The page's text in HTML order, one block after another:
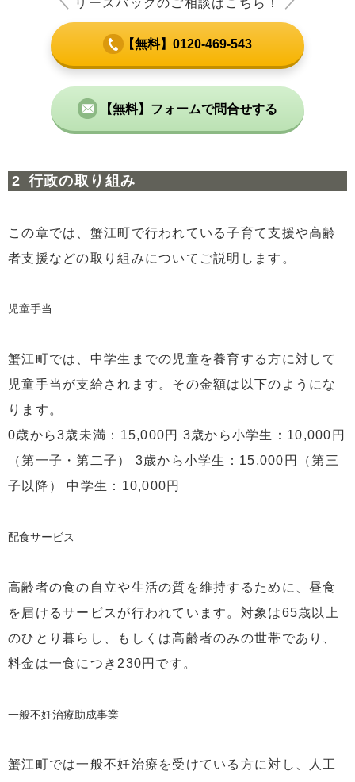
【無料】0120-469-543
【無料】フォームで問合せする
行政の取り組み
この章では、蟹江町で行われている子育て支援や高齢
者支援などの取り組みについてご説明します。
児童手当
蟹江町では、中学生までの児童を養育する方に対して
児童手当が支給されます。その金額は以下のようにな
ります。
0歳から3歳未満：15,000円 3歳から小学生：10,000円
（第一子・第二子） 3歳から小学生：15,000円（第三
子以降） 中学生：10,000円
配食サービス
高齢者の食の自立や生活の質を維持するために、昼食
を届けるサービスが行われています。対象は65歳以上
のひとり暮らし、もしくは高齢者のみの世帯であり、
料金は一食につき230円です。
一般不妊治療助成事業
蟹江町では一般不妊治療を受けている方に対し、人工